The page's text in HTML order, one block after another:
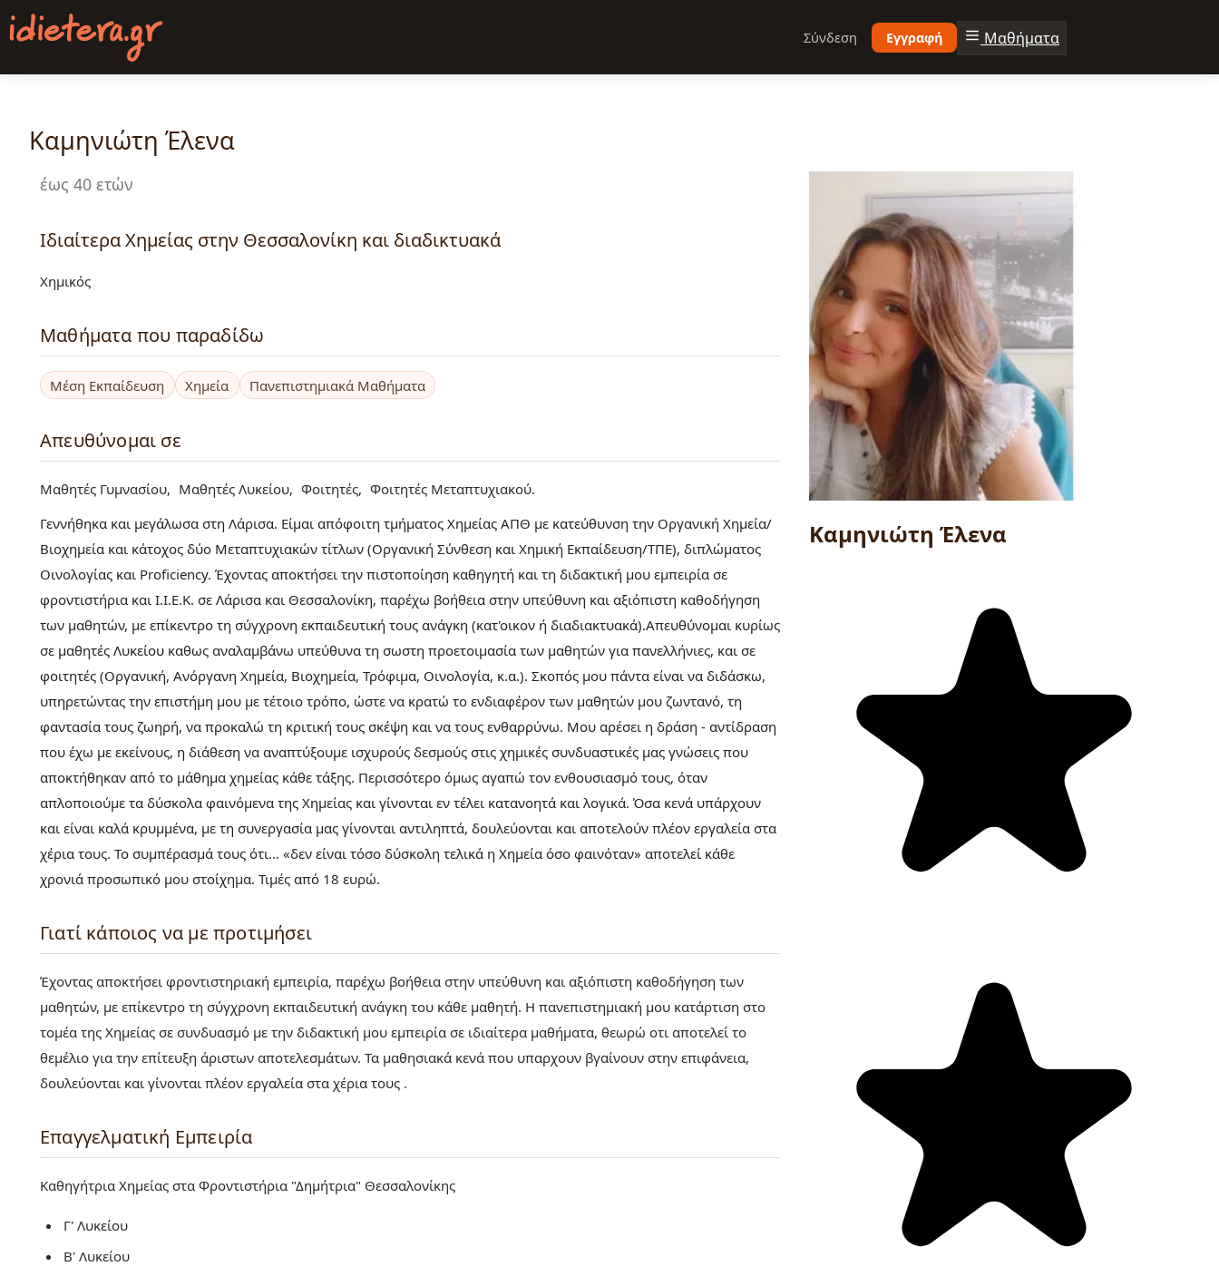
Παράκαμψη
προς
κυρίως
Σύνδεση Εγγραφή Μαθήματα
Καμηνιώτη Έλενα
έως 40 ετών
Ιδιαίτερα Χημείας στην Θεσσαλονίκη και διαδικτυακά
Χημικός
Μαθήματα που παραδίδω
Μέση Εκπαίδευση Χημεία Πανεπιστημιακά Μαθήματα
Απευθύνομαι σε
Μαθητές Γυμνασίου Μαθητές Λυκείου Φοιτητές
Φοιτητές Μεταπτυχιακού
Γεννήθηκα και μεγάλωσα στη Λάρισα. Είμαι απόφοιτη τμήματος Χημείας ΑΠΘ με κατεύθυνση την Οργανική Χημεία/
Βιοχημεία και κάτοχος δύο Μεταπτυχιακών τίτλων (Οργανική Σύνθεση και Χημική Εκπαίδευση/ΤΠΕ), διπλώματος
Οινολογίας και Proficiency. Έχοντας αποκτήσει την πιστοποίηση καθηγητή και τη διδακτική μου εμπειρία σε
φροντιστήρια και Ι.Ι.Ε.Κ. σε Λάρισα και Θεσσαλονίκη, παρέχω βοήθεια στην υπεύθυνη και αξιόπιστη καθοδήγηση
των μαθητών, με επίκεντρο τη σύγχρονη εκπαιδευτική τους ανάγκη (κατ'οικον ή διαδιακτυακά).Απευθύνομαι κυρίως
σε μαθητές Λυκείου καθως αναλαμβάνω υπεύθυνα τη σωστη προετοιμασία των μαθητών για πανελλήνιες, και σε
φοιτητές (Οργανική, Ανόργανη Χημεία, Βιοχημεία, Τρόφιμα, Οινολογία, κ.α.). Σκοπός μου πάντα είναι να διδάσκω,
υπηρετώντας την επιστήμη μου με τέτοιο τρόπο, ώστε να κρατώ το ενδιαφέρον των μαθητών μου ζωντανό, τη
φαντασία τους ζωηρή, να προκαλώ τη κριτική τους σκέψη και να τους ενθαρρύνω. Μου αρέσει η δράση - αντίδραση
που έχω με εκείνους, η διάθεση να αναπτύξουμε ισχυρούς δεσμούς στις χημικές συνδυαστικές μας γνώσεις που
αποκτήθηκαν από το μάθημα χημείας κάθε τάξης. Περισσότερο όμως αγαπώ τον ενθουσιασμό τους, όταν
απλοποιούμε τα δύσκολα φαινόμενα της Χημείας και γίνονται εν τέλει κατανοητά και λογικά. Όσα κενά υπάρχουν
και είναι καλά κρυμμένα, με τη συνεργασία μας γίνονται αντιληπτά, δουλεύονται και αποτελούν πλέον εργαλεία στα
χέρια τους. Το συμπέρασμά τους ότι... «δεν είναι τόσο δύσκολη τελικά η Χημεία όσο φαινόταν» αποτελεί κάθε
χρονιά προσωπικό μου στοίχημα. Τιμές από 18 ευρώ.
Γιατί κάποιος να με προτιμήσει
Έχοντας αποκτήσει φροντιστηριακή εμπειρία, παρέχω βοήθεια στην υπεύθυνη και αξιόπιστη καθοδήγηση των
μαθητών, με επίκεντρο τη σύγχρονη εκπαιδευτική ανάγκη του κάθε μαθητή. Η πανεπιστημιακή μου κατάρτιση στο
τομέα της Χημείας σε συνδυασμό με την διδακτική μου εμπειρία σε ιδιαίτερα μαθήματα, θεωρώ οτι αποτελεί το
θεμέλιο για την επίτευξη άριστων αποτελεσμάτων. Τα μαθησιακά κενά που υπαρχουν βγαίνουν στην επιφάνεια,
δουλεύονται και γίνονται πλέον εργαλεία στα χέρια τους .
Επαγγελματική Εμπειρία
Καθηγήτρια Χημείας στα Φροντιστήρια "Δημήτρια" Θεσσαλονίκης
Γ' Λυκείου
Β' Λυκείου
Καμηνιώτη Έλενα